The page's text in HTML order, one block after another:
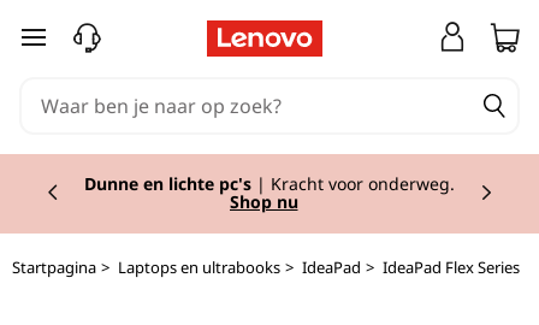
P
a
Ga naar de hoofdinhoud
Dunne en lichte pc's | Kracht voor onderweg.
Shop nu
Startpagina > Laptops en ultrabooks > IdeaPad > IdeaPad Flex Series